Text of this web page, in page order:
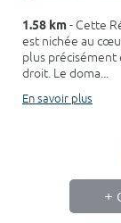
1.58 km- Cette
est nichée au
plus précisément
droit. Le doma...
En savoir plus
+